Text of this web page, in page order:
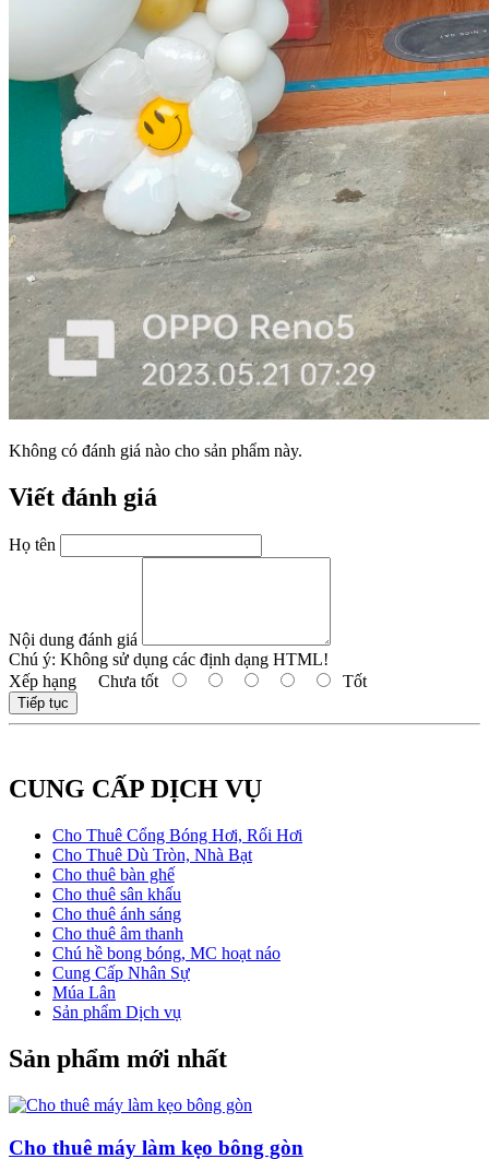
Không có đánh giá nào cho sản phẩm này.
Viết đánh giá
Họ tên
Nội dung đánh giá
Chú ý: Không sử dụng các định dạng HTML!
Xếp hạng Chưa tốt Tốt
Tiếp tục
CUNG CẤP DỊCH VỤ
Cho Thuê Cổng Bóng Hơi, Rối Hơi
Cho Thuê Dù Tròn, Nhà Bạt
Cho thuê bàn ghế
Cho thuê sân khấu
Cho thuê ánh sáng
Cho thuê âm thanh
Chú hề bong bóng, MC hoạt náo
Cung Cấp Nhân Sự
Múa Lân
Sản phẩm Dịch vụ
Sản phẩm mới nhất
Cho thuê máy làm kẹo bông gòn